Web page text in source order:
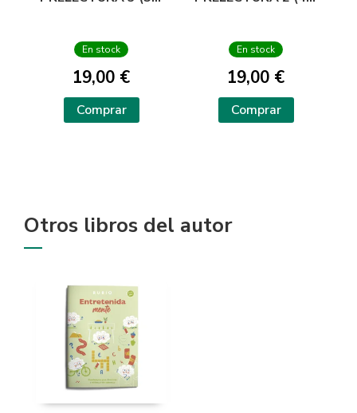
En stock
19,00 €
Comprar
En stock
19,00 €
Comprar
Otros libros del autor